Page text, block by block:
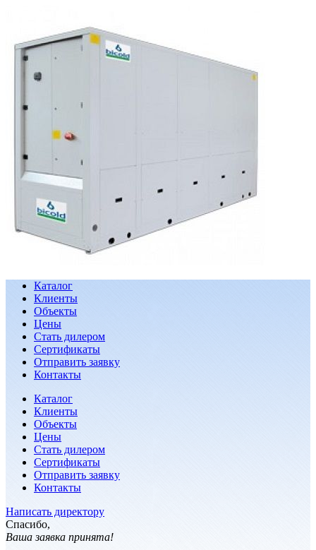
Каталог
Клиенты
Объекты
Цены
Стать дилером
Сертификаты
Отправить заявку
Контакты
Каталог
Клиенты
Объекты
Цены
Стать дилером
Сертификаты
Отправить заявку
Контакты
Написать директору
Спасибо,
Ваша заявка принята!